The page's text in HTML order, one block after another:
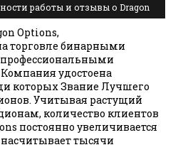
работы и отзывы о Dragon
Options,
торговле бинарными
удостоена
которых Звание Лучшего
Учитывая растущий
количество клиентов
постоянно увеличивается
тысячи